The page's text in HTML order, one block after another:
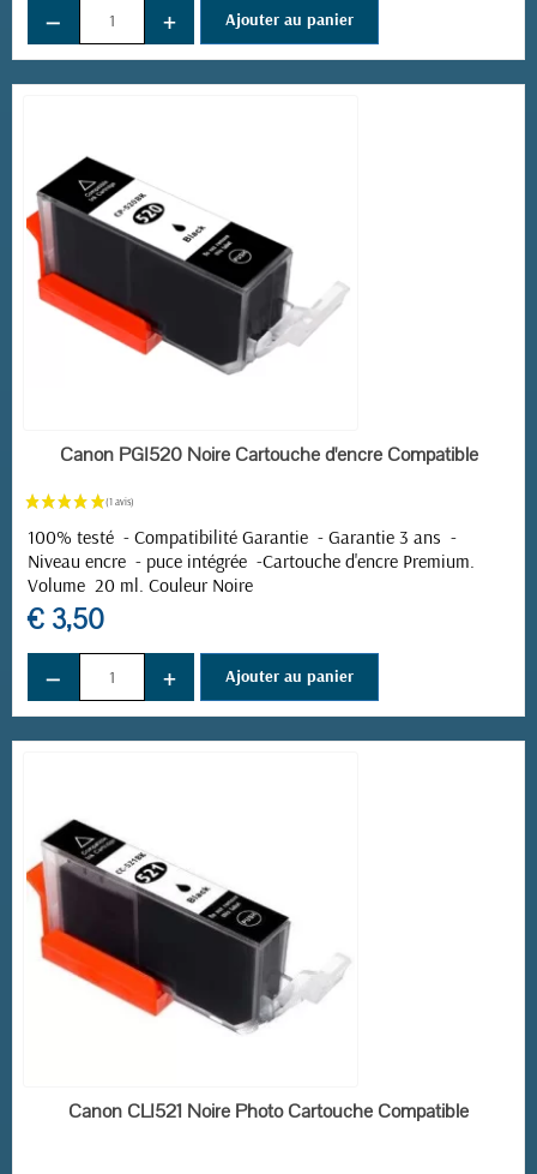
(5 avis)
− + Ajouter au panier
EN STOCK
Canon PGI520 Noire Cartouche d'encre Compatible
100% testé - Compatibilité Garantie - Garantie 3 ans -
Niveau encre - puce intégrée -Cartouche d'encre Premium.
Volume 20 ml. Couleur Noire
€ 3,50
− + Ajouter au panier
EN STOCK
Canon CLI521 Noire Photo Cartouche Compatible